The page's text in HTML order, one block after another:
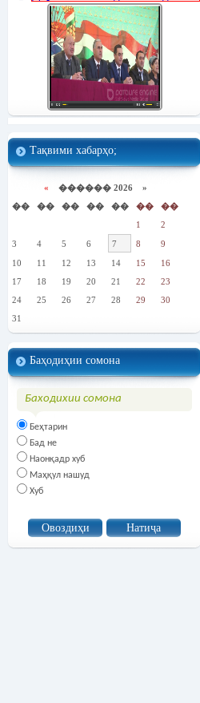
Тақвими хабарҳо;
« ������ 2026 »
��
�� �� �� �� ��
��
1
2
3
4 5 6 7 8
9
10
11 12 13 14 15
16
17
18 19 20 21 22
23
24
25 26 27 28 29
30
31
Баҳодиҳии сомона
Баходихии сомона
Беҳтарин
Бад не
Наонқадр хуб
Маҳқул нашуд
Хуб